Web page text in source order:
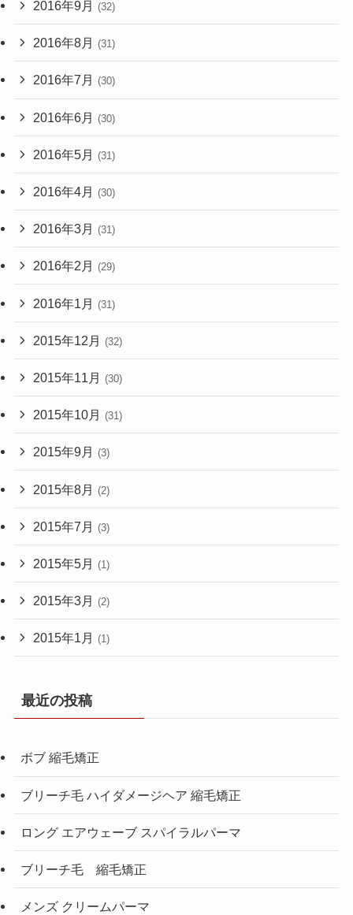
2016年9月 (32)
2016年8月 (31)
2016年7月 (30)
2016年6月 (30)
2016年5月 (31)
2016年4月 (30)
2016年3月 (31)
2016年2月 (29)
2016年1月 (31)
2015年12月 (32)
2015年11月 (30)
2015年10月 (31)
2015年9月 (3)
2015年8月 (2)
2015年7月 (3)
2015年5月 (1)
2015年3月 (2)
2015年1月 (1)
最近の投稿
ボブ 縮毛矯正
ブリーチ毛 ハイダメージヘア 縮毛矯正
ロング エアウェーブ スパイラルパーマ
ブリーチ毛 縮毛矯正
メンズ クリームパーマ